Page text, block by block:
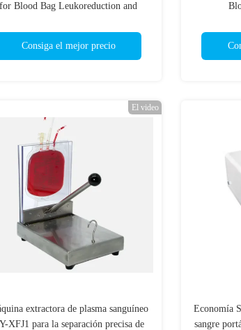
for Blood Bag Leukoreduction and
Consiga el mejor precio
El video
extractora de plasma sanguíneo
XFJ1 para la separación precisa de
Economía
sangre